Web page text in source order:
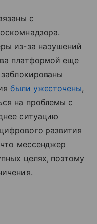
с
из-за нарушений
платформой еще
были ужесточены,
на проблемы с
ситуацию
развития
что мессенджер
целях, поэтому